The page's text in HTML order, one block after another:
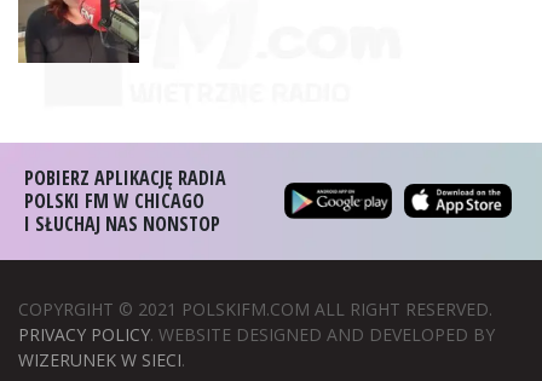
POBIERZ APLIKACJĘ RADIA
POLSKI FM W CHICAGO
I SŁUCHAJ NAS NONSTOP
COPYRGIHT © 2021 POLSKIFM.COM ALL RIGHT RESERVED.
PRIVACY POLICY. WEBSITE DESIGNED AND DEVELOPED BY
WIZERUNEK W SIECI.